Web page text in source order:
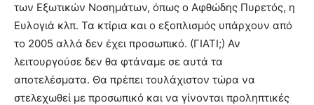
των Εξωτικών Νοσημάτων, όπως ο Αφθώδης Πυρετός, η
Ευλογιά κλπ. Τα κτίρια και ο εξοπλισμός υπάρχουν από
το 2005 αλλά δεν έχει προσωπικό. (ΓΙΑΤΙ;) Αν
λειτουργούσε δεν θα φτάναμε σε αυτά τα
αποτελέσματα. Θα πρέπει τουλάχιστον τώρα να
στελεχωθεί με προσωπικό και να γίνονται προληπτικές